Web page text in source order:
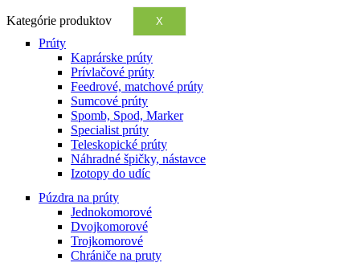
Kategórie produktov X
Prúty
Kaprárske prúty
Prívlačové prúty
Feedrové, matchové prúty
Sumcové prúty
Spomb, Spod, Marker
Specialist prúty
Teleskopické prúty
Náhradné špičky, nástavce
Izotopy do udíc
Púzdra na prúty
Jednokomorové
Dvojkomorové
Trojkomorové
Chrániče na pruty